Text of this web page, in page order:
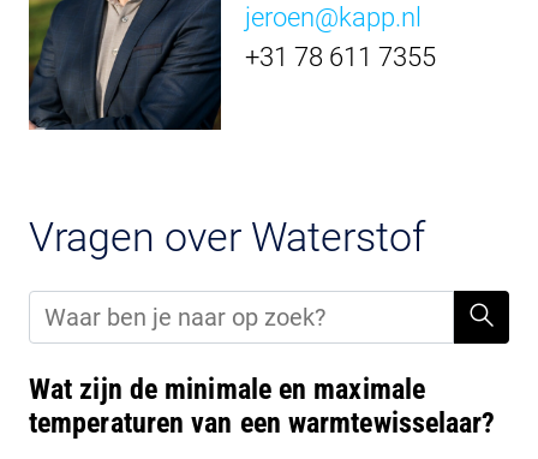
jeroen@kapp.nl
+31 78 611 7355
Vragen over Waterstof
Wat zijn de minimale en maximale
temperaturen van een warmtewisselaar?